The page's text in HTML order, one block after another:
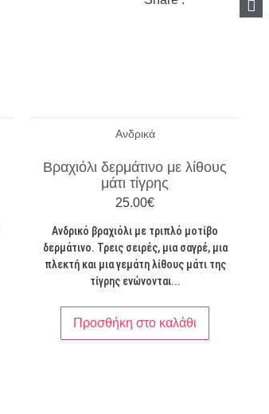
Ανδρικά
Βραχιόλι δερμάτινο με λίθους
μάτι τίγρης
25.00€
Ανδρικό βραχιόλι με τριπλό μοτίβο
δερμάτινο. Τρεις σειρές, μια σαγρέ, μια
πλεκτή και μια γεμάτη λίθους μάτι της
τίγρης ενώνονται...
Προσθήκη στο καλάθι